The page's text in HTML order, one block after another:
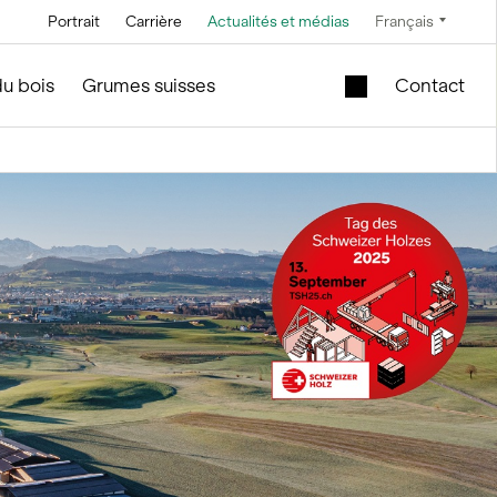
Portrait Carrière Actualités et médias Français
Service et entretien
En construction de silos et
Technique
Technique à
Technique de
convoyage
Technique de
commande
Technique de
mesure et pesage
Offres spéciales
Cuve de levage
mobile dans le
module en bois
Nouveau bâtiment
scolaire à vendre
Modules en bois
d’occasion – Bureau
et vente
bois Grumes suisses Contact